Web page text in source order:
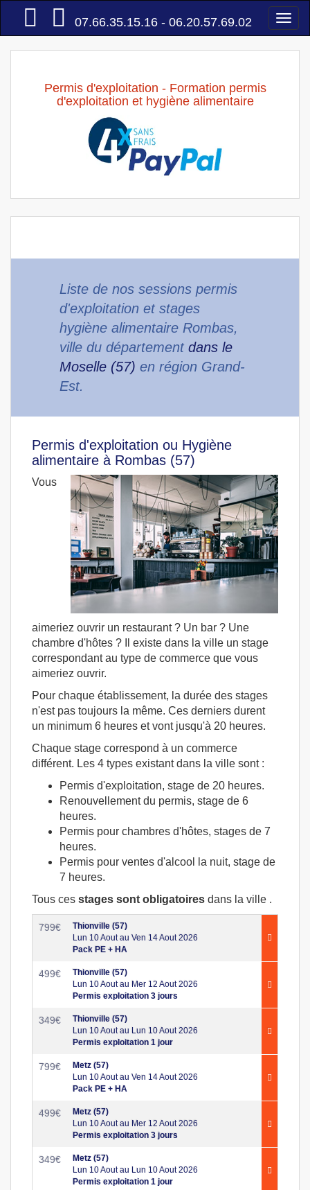
Accueil
07.66.35.15.16 - 06.20.57.69.02
Permis d'exploitation - Formation permis
d'exploitation et hygiène alimentaire
Liste de nos sessions permis
d'exploitation et stages
hygiène alimentaire Rombas,
ville du département dans le
Moselle (57) en région Grand-
Est.
Permis d'exploitation ou Hygiène
alimentaire à Rombas (57)
Vous
aimeriez ouvrir un restaurant ? Un bar ? Une
chambre d'hôtes ? Il existe dans la ville un stage
correspondant au type de commerce que vous
aimeriez ouvrir.
Pour chaque établissement, la durée des stages
n'est pas toujours la même. Ces derniers durent
un minimum 6 heures et vont jusqu'à 20 heures.
Chaque stage correspond à un commerce
différent. Les 4 types existant dans la ville sont :
Permis d'exploitation, stage de 20 heures.
Renouvellement du permis, stage de 6
heures.
Permis pour chambres d'hôtes, stages de 7
heures.
Permis pour ventes d'alcool la nuit, stage de
7 heures.
Tous ces stages sont obligatoires dans la ville .
799€
Thionville (57)
Lun 10 Aout au Ven 14 Aout 2026
Pack PE + HA
499€
Thionville (57)
Lun 10 Aout au Mer 12 Aout 2026
Permis exploitation 3 jours
349€
Thionville (57)
Lun 10 Aout au Lun 10 Aout 2026
Permis exploitation 1 jour
799€
Metz (57)
Lun 10 Aout au Ven 14 Aout 2026
Pack PE + HA
499€
Metz (57)
Lun 10 Aout au Mer 12 Aout 2026
Permis exploitation 3 jours
349€
Metz (57)
Lun 10 Aout au Lun 10 Aout 2026
Permis exploitation 1 jour